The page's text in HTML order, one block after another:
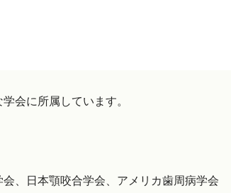
会に所属しています。
、日本顎咬合学会、アメリカ歯周病学会